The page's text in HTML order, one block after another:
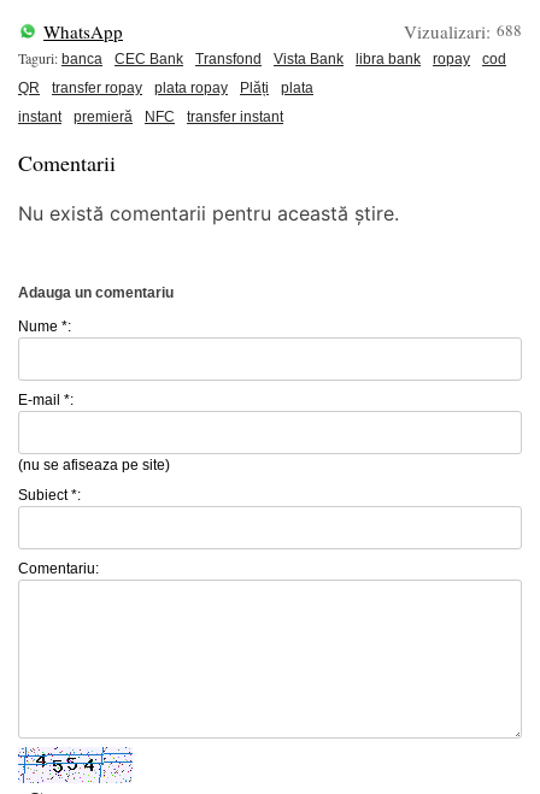
WhatsApp
Vizualizari: 688
Taguri: banca CEC Bank Transfond Vista Bank libra bank ropay
cod
QR
transfer ropay plata ropay Plăți
plata
instant
premieră NFC transfer instant
Comentarii
Nu există comentarii pentru această știre.
Adauga un comentariu
Nume *:
E-mail *:
(nu se afiseaza pe site)
Subiect *:
Comentariu: